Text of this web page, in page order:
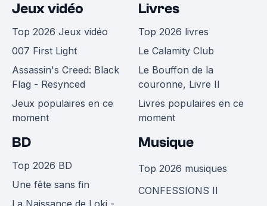
Jeux vidéo
Top 2026 Jeux vidéo
007 First Light
Assassin's Creed: Black
Flag - Resynced
Jeux populaires en ce
moment
Livres
Top 2026 livres
Le Calamity Club
Le Bouffon de la
couronne, Livre II
Livres populaires en ce
moment
BD
Top 2026 BD
Une fête sans fin
La Naissance de Loki -
Musique
Top 2026 musiques
CONFESSIONS II